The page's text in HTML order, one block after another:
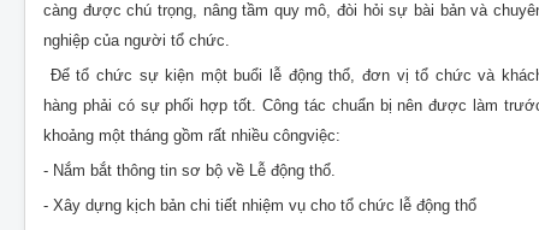
càng được chú trọng, nâng tầm quy mô, đòi hỏi sự bài bản và
nghiệp của người tổ chức.
Để tổ chức sự kiện một buổi lễ động thổ, đơn vị tổ chức và
hàng phải có sự phối hợp tốt. Công tác chuẩn bị nên được làm
khoảng một tháng gồm rất nhiều côngviệc:
- Nắm bắt thông tin sơ bộ về Lễ động thổ.
- Xây dựng kịch bản chi tiết nhiệm vụ cho tổ chức lễ động thổ